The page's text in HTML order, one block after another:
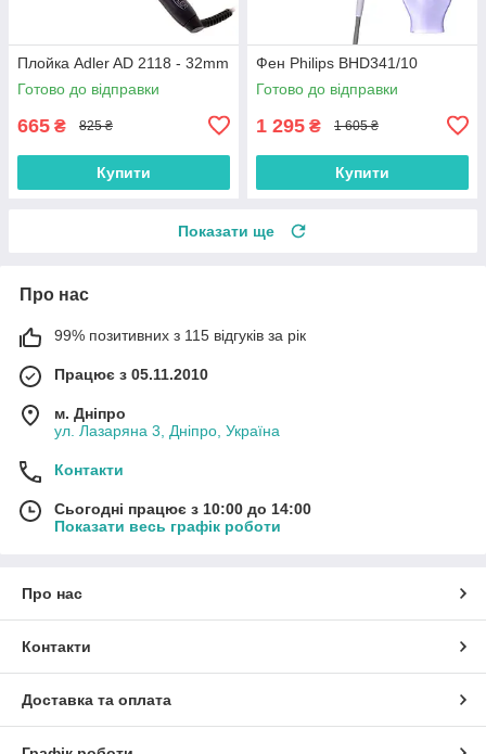
Плойка Adler AD 2118 - 32mm
Готово до відправки
665 ₴ 825 ₴
Купити
Фен Philips BHD341/10
Готово до відправки
1 295 ₴ 1 605 ₴
Купити
Показати ще
Про нас
99% позитивних з 115 відгуків за рік
Працює з 05.11.2010
м. Дніпро
ул. Лазаряна 3, Дніпро, Україна
Контакти
Сьогодні працює з 10:00 до 14:00
Показати весь графік роботи
Про нас
Контакти
Доставка та оплата